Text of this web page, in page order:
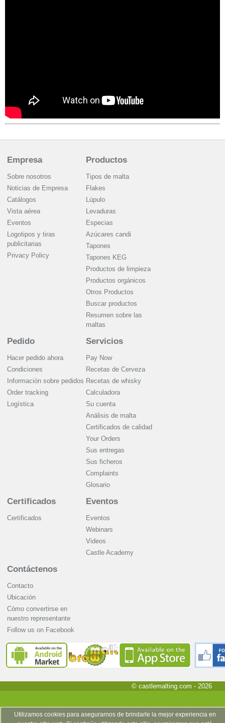
Empresa
Sobre nosotros
Noticias de Empresa
Catálogos
Vista aérea
Eventos
Logotipos y tiras
publicitarias
Privacy Policy
Productos
Tipos de malta
Flakes
Lúpulo
Levaduras
Especias
Azúcares candi
Tapones
Tapones KEG
Productos de limpieza
Productos orgánicos
Otros Productos
Buscar productos
Resumen sobre las
maltas
Pedido
Hacer pedido ahora
Condiciones
Información sobre pedidos
Order tracking
Logística
Servicios
Pay Now
Recetas de Cerveza
Recetas de whisky
Calculadora
Su cuenta
Análisis de malta
Certificados de calidad
Your Orders
Sus entregas
Sus ficheros
Complaints
Glosario
Certificados
Certificados
Eventos
Eventos
Webinars
Videos
Castle Academy
Contáctenos
Contacto
Ubicación
Cómo convertirse en
nuestro representante
Follow us on Facebook
© castlemalting.com - 2026
Utilizamos cookies para asegurarnos de brindarle la mejor experiencia en